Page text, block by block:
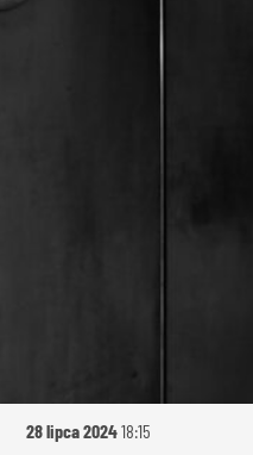
28 lipca 202418:15